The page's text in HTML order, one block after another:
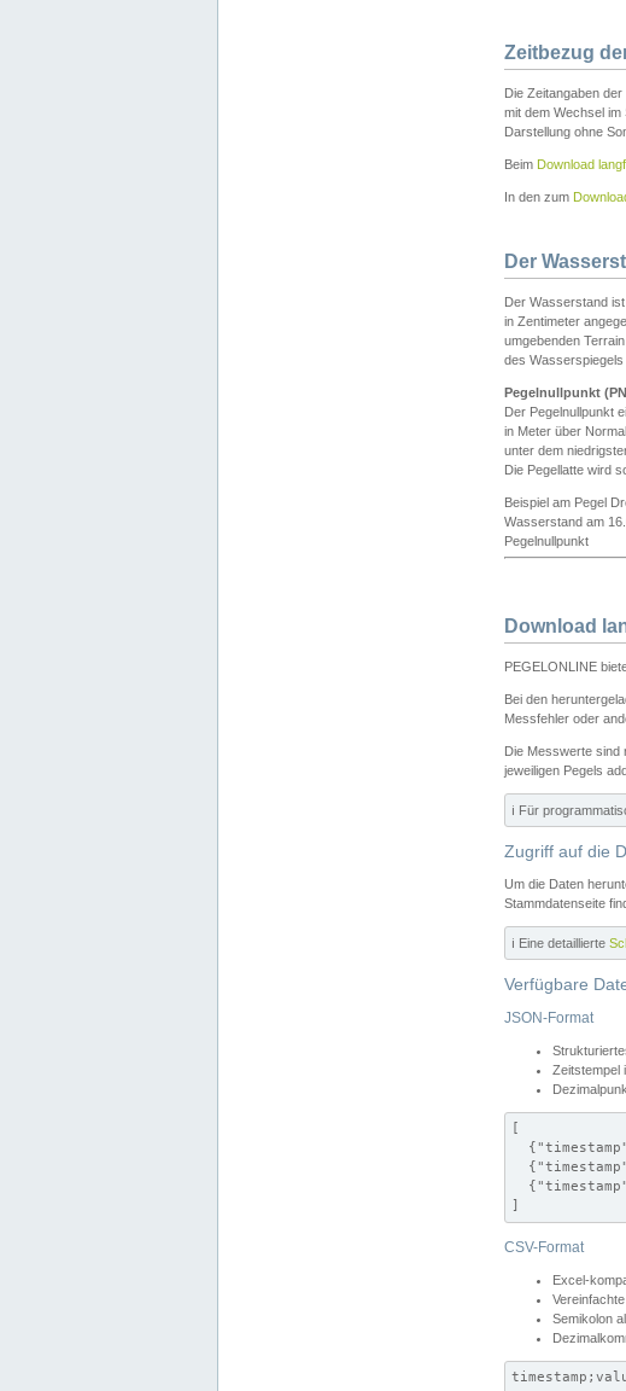
Zeitbezug
Die Zeitangaben
mit dem Wechsel
Darstellung ohne
Beim Download
In den zum
Der
Der Wasserstand
in Zentimeter
umgebenden
des Wasserspiegels
Pegelnullpunkt
Der Pegelnullpunkt
in Meter über
unter dem
Die Pegellatte wird
Beispiel am Pegel
Wasserstand am
Pegelnullpunkt
Download
PEGELONLINE
Bei den
Messfehler oder
Die Messwerte sind
jeweiligen Pegels
ℹ️ Für
Zugriff auf die
Um die Daten
Stammdatenseite
ℹ️ Eine detaillierte
Verfügbare
JSON-Format
Zeitstempel
[
]
CSV-Format
Excel-
Semikolon